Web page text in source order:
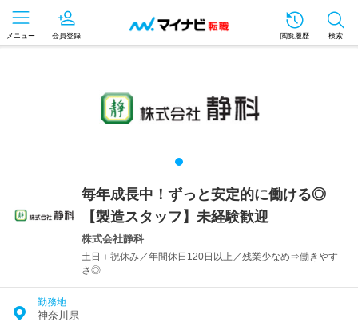
メニュー 会員登録 閲覧履歴 検索
毎年成長中！ずっと安定的に働ける◎
【製造スタッフ】未経験歓迎
株式会社静科
土日＋祝休み／年間休日120日以上／残業少なめ⇒働きやす
さ◎
勤務地
神奈川県